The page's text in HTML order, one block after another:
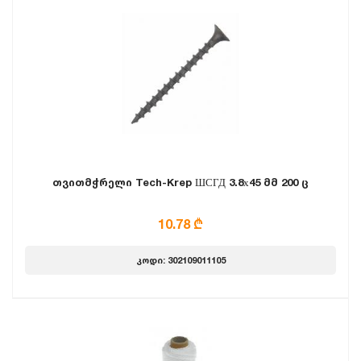
თვითმჭრელი Tech-Krep ШСГД 3.8х45 მმ 200 ც
10.78 ₾
კოდი: 302109011105